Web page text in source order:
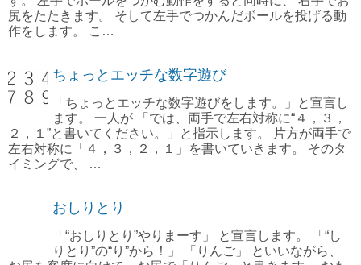
尻をたたきます。 そして左手でつかんだボールを投げる動
作をします。 こ…
ちょっとエッチな数字遊び
「ちょっとエッチな数字遊びをします。」と宣言し
ます。 一人が 「では、両手で左右対称に“４，３，
２，１”と書いてください。」と指示します。 片方が両手で
左右対称に「４，３，２，１」を書いていきます。 そのタ
イミングで、 …
おしりとり
「“おしりとり”やりまーす」 と宣言します。 「“し
りとり”の“り”から！」 「りんご」 といいながら、